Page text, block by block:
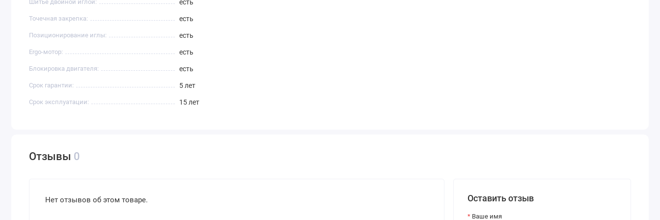
Шитье двойной иглой: есть
Точечная закрепка: есть
Позиционирование иглы: есть
Ergo-мотор: есть
Блокировка двигателя: есть
Срок гарантии: 5 лет
Срок эксплуатации: 15 лет
Отзывы 0
Нет отзывов об этом товаре. Оставить отзыв
Ваше имя